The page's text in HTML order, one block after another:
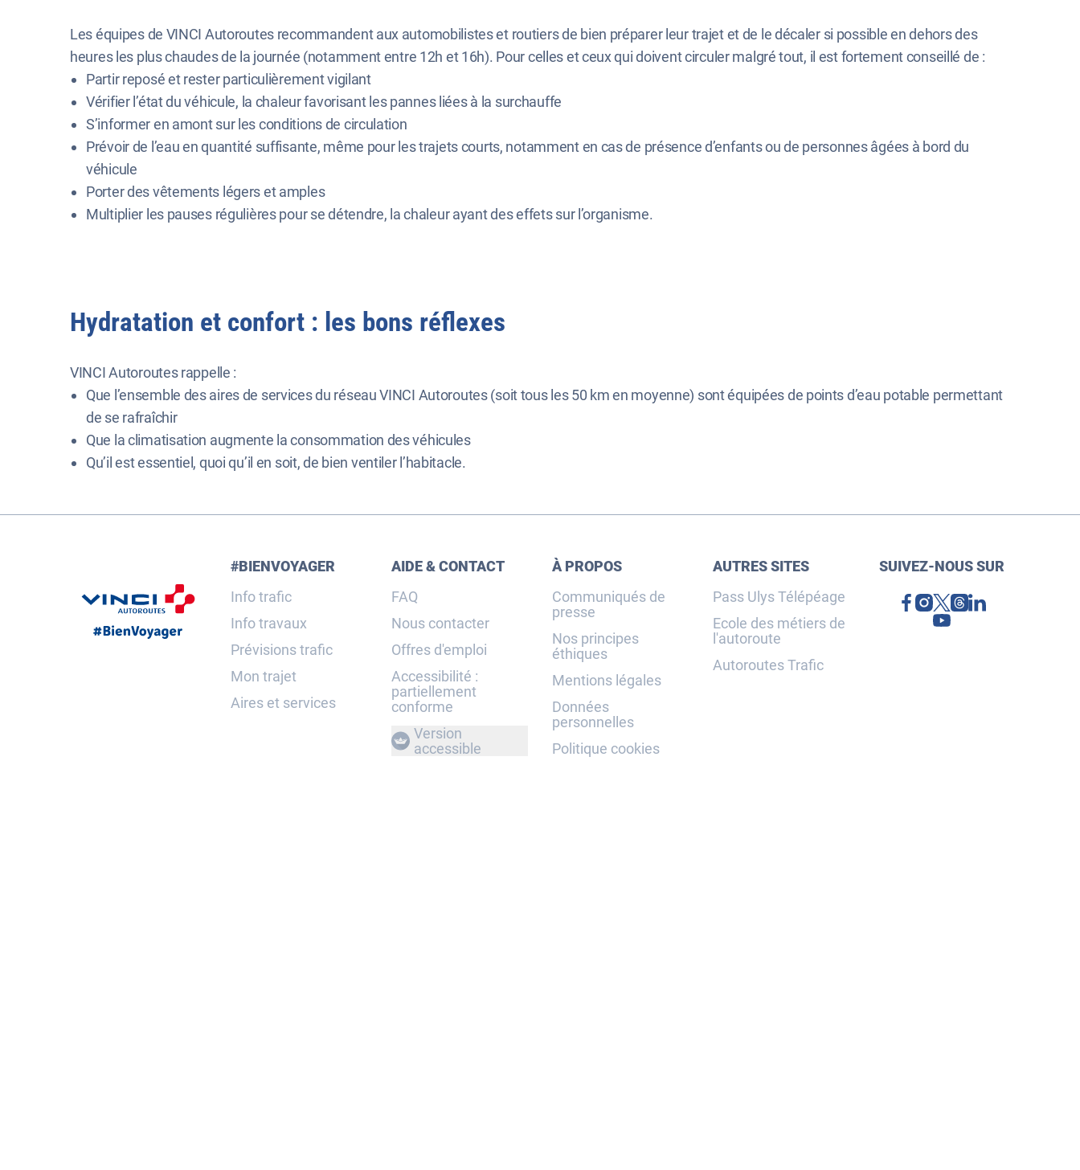
Les équipes de VINCI Autoroutes recommandent aux automobilistes et routiers de bien préparer leur trajet et de le décaler si possible en dehors des
heures les plus chaudes de la journée (notamment entre 12h et 16h). Pour celles et ceux qui doivent circuler malgré tout, il est fortement conseillé de :
Partir reposé et rester particulièrement vigilant
Vérifier l’état du véhicule, la chaleur favorisant les pannes liées à la surchauffe
S’informer en amont sur les conditions de circulation
Prévoir de l’eau en quantité suffisante, même pour les trajets courts, notamment en cas de présence d’enfants ou de personnes âgées à bord du
véhicule
Porter des vêtements légers et amples
Multiplier les pauses régulières pour se détendre, la chaleur ayant des effets sur l’organisme.
Hydratation et confort : les bons réflexes
VINCI Autoroutes rappelle :
Que l’ensemble des aires de services du réseau VINCI Autoroutes (soit tous les 50 km en moyenne) sont équipées de points d’eau potable permettant
de se rafraîchir
Que la climatisation augmente la consommation des véhicules
Qu’il est essentiel, quoi qu’il en soit, de bien ventiler l’habitacle.
#BIENVOYAGER
Info trafic
Info travaux
Prévisions trafic
Mon trajet
Aires et services
AIDE & CONTACT
FAQ
Nous contacter
Offres d'emploi
Accessibilité :
partiellement
conforme
Version
accessible
À PROPOS
Communiqués de
presse
Nos principes
éthiques
Mentions légales
Données
personnelles
Politique cookies
AUTRES SITES
Pass Ulys Télépéage
Ecole des métiers de
l'autoroute
Autoroutes Trafic
SUIVEZ-NOUS SUR